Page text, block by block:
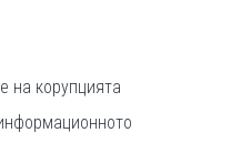
на корупцията